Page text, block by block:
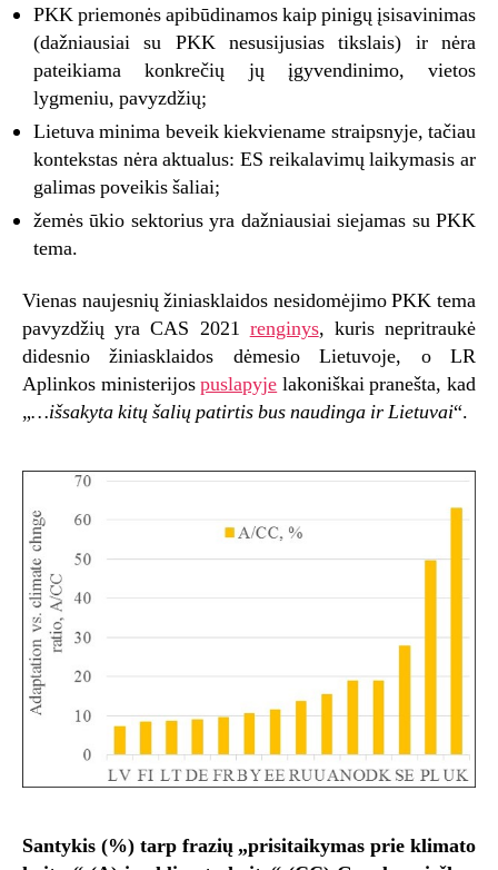
PKK priemonės apibūdinamos kaip pinigų įsisavinimas
(dažniausiai su PKK nesusijusias tikslais) ir nėra
pateikiama konkrečių jų įgyvendinimo, vietos
lygmeniu, pavyzdžių;
Lietuva minima beveik kiekviename straipsnyje, tačiau
kontekstas nėra aktualus: ES reikalavimų laikymasis ar
galimas poveikis šaliai;
žemės ūkio sektorius yra dažniausiai siejamas su PKK
tema.
Vienas naujesnių žiniasklaidos nesidomėjimo PKK tema
pavyzdžių yra CAS 2021 renginys, kuris nepritraukė
didesnio žiniasklaidos dėmesio Lietuvoje, o LR
Aplinkos ministerijospuslapyje lakoniškai pranešta, kad
„…išsakyta kitų šalių patirtis bus naudinga ir Lietuvai“.
Santykis (%) tarp frazių „prisitaikymas prie klimato